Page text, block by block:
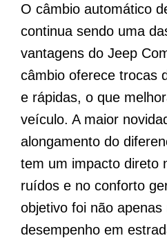
O câmbio automático
continua sendo uma
vantagens do Jeep
câmbio oferece trocas
e rápidas, o que
veículo. A maior
alongamento do
tem um impacto direto
ruídos e no conforto
objetivo foi não apenas
desempenho em